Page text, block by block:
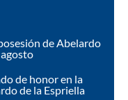
de Abelardo
de honor en la
de la Espriella